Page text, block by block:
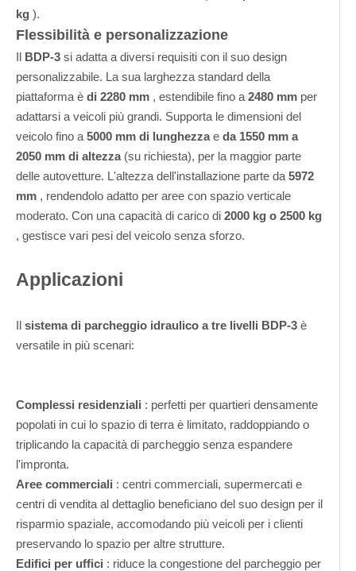
kg ).
Flessibilità e personalizzazione
Il BDP-3 si adatta a diversi requisiti con il suo design
personalizzabile. La sua larghezza standard della
piattaforma è di 2280 mm , estendibile fino a 2480 mm per
adattarsi a veicoli più grandi. Supporta le dimensioni del
veicolo fino a 5000 mm di lunghezzae da 1550 mm a
2050 mm di altezza (su richiesta), per la maggior parte
delle autovetture. L'altezza dell'installazione parte da 5972
mm , rendendolo adatto per aree con spazio verticale
moderato. Con una capacità di carico di 2000 kg o 2500 kg
, gestisce vari pesi del veicolo senza sforzo.
Applicazioni
Il sistema di parcheggio idraulico a tre livelli BDP-3 è
versatile in più scenari:
Complessi residenziali : perfetti per quartieri densamente
popolati in cui lo spazio di terra è limitato, raddoppiando o
triplicando la capacità di parcheggio senza espandere
l'impronta.
Aree commerciali : centri commerciali, supermercati e
centri di vendita al dettaglio beneficiano del suo design per il
risparmio spaziale, accomodando più veicoli per i clienti
preservando lo spazio per altre strutture.
Edifici per uffici : riduce la congestione del parcheggio per